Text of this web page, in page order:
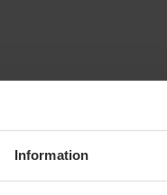
Information